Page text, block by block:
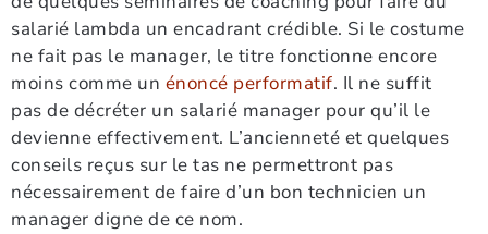
salarié lambda un encadrant crédible. Si le costume
ne fait pas le manager, le titre fonctionne encore
moins comme un énoncé performatif. Il ne suffit
pas de décréter un salarié manager pour qu’il le
devienne effectivement. L’ancienneté et quelques
conseils reçus sur le tas ne permettront pas
nécessairement de faire d’un bon technicien un
manager digne de ce nom.